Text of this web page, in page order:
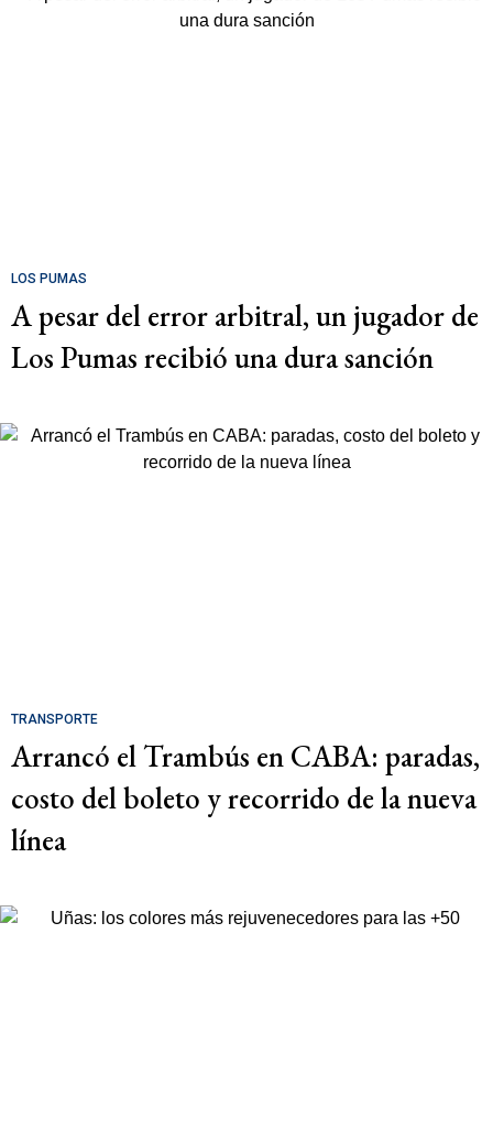
LOS PUMAS
A pesar del error arbitral, un jugador de
Los Pumas recibió una dura sanción
TRANSPORTE
Arrancó el Trambús en CABA: paradas,
costo del boleto y recorrido de la nueva
línea